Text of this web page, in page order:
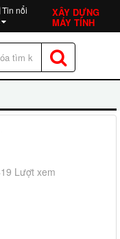
Tin nổi
XÂY DỰNG
MÁY TÍNH
Lượt xem